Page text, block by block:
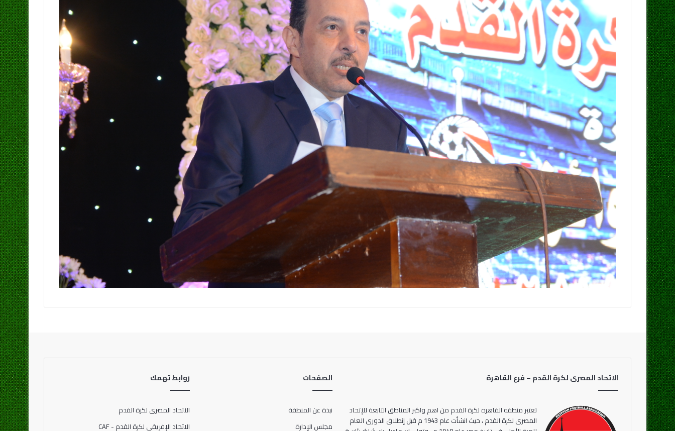
الاتحاد المصرى لكرة القدم – فرع القاهرة
تعتبر منطقه القاهره لكرة القدم من اهم واكبر المناطق التابعة للإتحاد
المصرى لكرة القدم ، حيث انشأت عام 1943 م قبل إنطلاق الدورى العام
الصفحات
نبذة عن المنطقة
مجلس الإدارة
روابط تهمك
الاتحاد المصرى لكرة القدم
الاتحاد الإفريقي لكرة القدم - CAF